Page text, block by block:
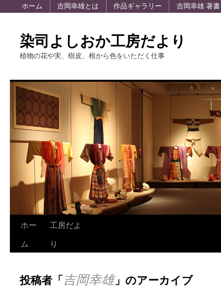
ホーム 吉岡幸雄とは 作品ギャラリー 吉岡幸雄 著書
染司よしおか工房だより
植物の花や実、樹皮、根から色をいただく仕事
ホー
ム
工房だよ
り
投稿者「吉岡幸雄」のアーカイブ